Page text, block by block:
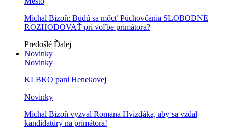
Michal Bizoň: Budú sa môcť Púchovčania SLOBODNE
ROZHODOVAŤ pri voľbe primátora?
Predošlé Ďalej
Novinky
Novinky
KLBKO pani Henekovej
Novinky
Michal Bizoň vyzval Romana Hvizdáka, aby sa vzdal
kandidatúry na primátora!